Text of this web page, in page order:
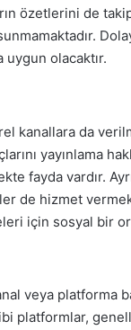
özetlerini de
olacaktır.
kanallara da
yayınlama
fayda vardır.
de hizmet
için sosyal bir
veya platforma